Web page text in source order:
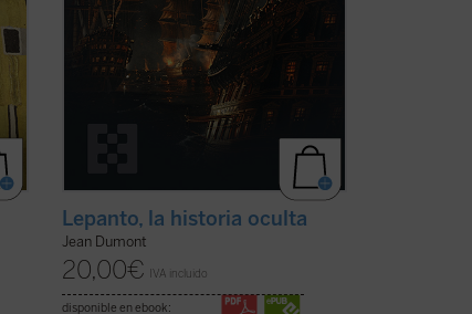
Lepanto, la historia oculta
Jean Dumont
20,00€ IVA incluido
disponible en ebook: